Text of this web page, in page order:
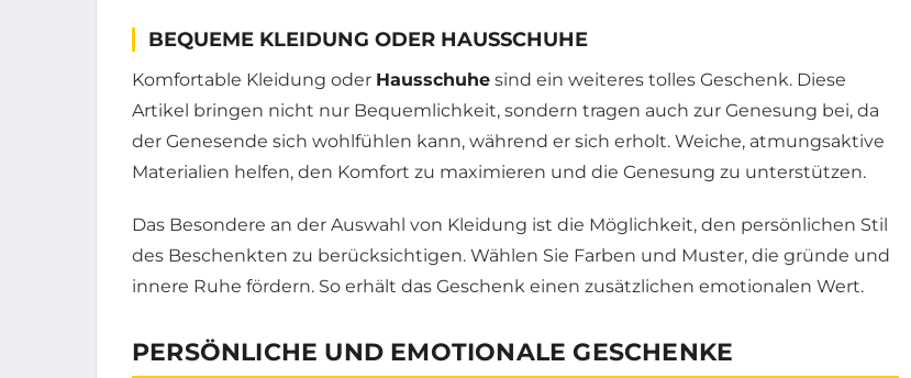
BEQUEME KLEIDUNG ODER HAUSSCHUHE
Komfortable Kleidung oder Hausschuhe sind ein weiteres tolles Geschenk. Diese
Artikel bringen nicht nur Bequemlichkeit, sondern tragen auch zur Genesung bei, da
der Genesende sich wohlfühlen kann, während er sich erholt. Weiche, atmungsaktive
Materialien helfen, den Komfort zu maximieren und die Genesung zu unterstützen.
Das Besondere an der Auswahl von Kleidung ist die Möglichkeit, den persönlichen Stil
des Beschenkten zu berücksichtigen. Wählen Sie Farben und Muster, die gründe und
innere Ruhe fördern. So erhält das Geschenk einen zusätzlichen emotionalen Wert.
PERSÖNLICHE UND EMOTIONALE GESCHENKE